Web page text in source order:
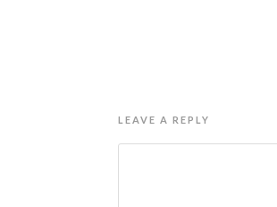
LEAVE A REPLY